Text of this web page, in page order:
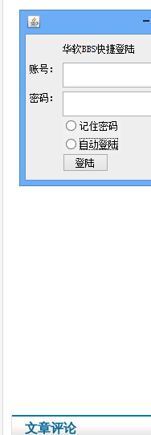
文章评论